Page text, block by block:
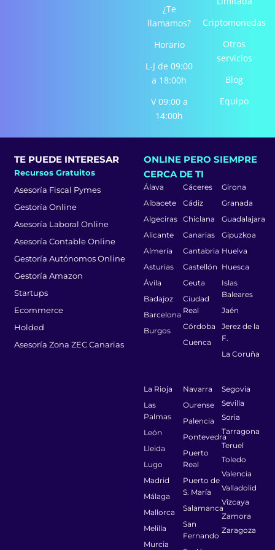
¿Te
llamamos?
Horario
L-J de 09:00
a 18:00h
V 09:00 a
14:00h
Criptomonedas
Otros
servicios
Blog
Equipo
TE PUEDE INTERESAR
Recursos Gratuitos
Asesoría Fiscal Pymes
Gestoría Online
Asesoría Laboral Online
Asesoría Contable Online
Gestoría Autónomos Online
Gestoría Amazon
Startups
Ecommerce
Holded
Asesoría Zona ZEC Canarias
ONLINE PERO SIEMPRE
CERCA DE TI
Álava
Albacete
Algeciras
Alicante
Almería
Asturias
Ávila
Badajoz
Barcelona
Burgos
Cáceres
Cádiz
Chiclana
Canarias
Cantabria
Castellón
Ceuta
Ciudad
Real
Córdoba
Cuenca
Girona
Granada
Guadalajara
Gipuzkoa
Huelva
Huesca
Islas
Baleares
Jaén
Jerez de la
F.
La Coruña
La Rioja
Las
Palmas
León
Lleida
Lugo
Madrid
Málaga
Mallorca
Melilla
Murcia
Navarra
Ourense
Palencia
Pontevedra
Puerto
Real
Puerto de
S. María
Salamanca
San
Fernando
Segovia
Sevilla
Soria
Tarragona
Teruel
Toledo
Valencia
Valladolid
Vizcaya
Zamora
Zaragoza